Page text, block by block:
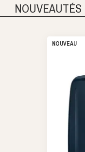
NOUVEAUTÉS
NOUVEAU